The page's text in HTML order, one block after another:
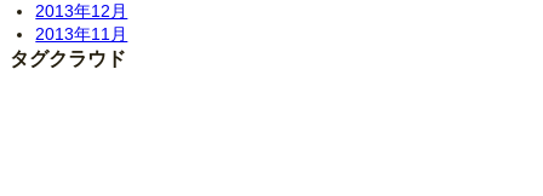
2013年12月
2013年11月
タグクラウド